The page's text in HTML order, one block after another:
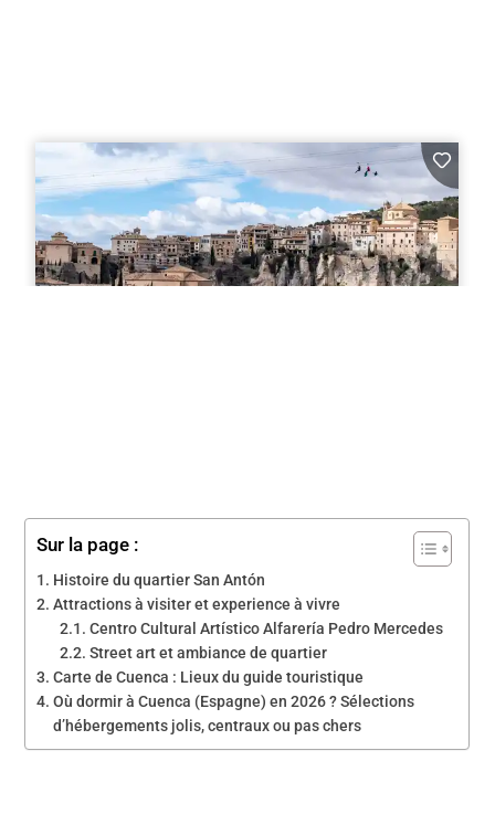
Sur la page :
Histoire du quartier San Antón
Attractions à visiter et experience à vivre
Centro Cultural Artístico Alfarería Pedro Mercedes
Street art et ambiance de quartier
Carte de Cuenca : Lieux du guide touristique
Où dormir à Cuenca (Espagne) en 2026 ? Sélections
d’hébergements jolis, centraux ou pas chers